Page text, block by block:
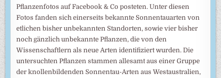
Pflanzenfotos auf Facebook & Co posteten. Unter diesen
Fotos fanden sich einerseits bekannte Sonnentauarten von
etlichen bisher unbekannten Standorten, sowie vier bisher
noch gänzlich unbekannte Pflanzen, die von den
Wissenschaftlern als neue Arten identifiziert wurden. Die
untersuchten Pflanzen stammen allesamt aus einer Gruppe
der knollenbildenden Sonnentau-Arten aus Westaustralien,